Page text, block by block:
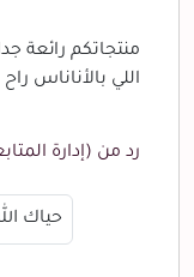
منتجاتكم رائعة
اللي بالأناناس راح
رد من (إدارة
حياك